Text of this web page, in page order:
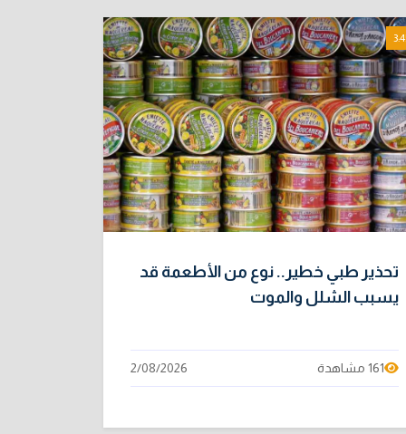
تحذير طبي خطير.. نوع من الأطعمة قد
يسبب الشلل والموت
161 مشاهدة 2/08/2026